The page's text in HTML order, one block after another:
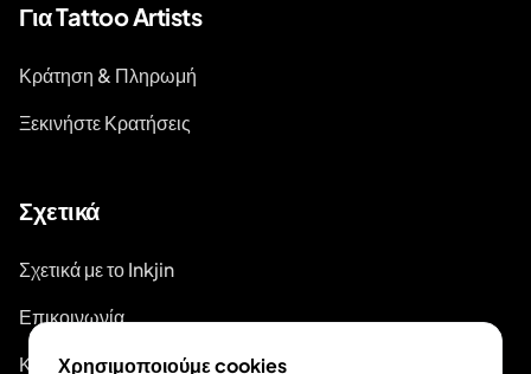
Για Tattoo Artists
Κράτηση & Πληρωμή
Ξεκινήστε Κρατήσεις
Σχετικά
Σχετικά με το Inkjin
Επικοινωνία
Κιτ Επωνυμίας
Χρησιμοποιούμε cookies